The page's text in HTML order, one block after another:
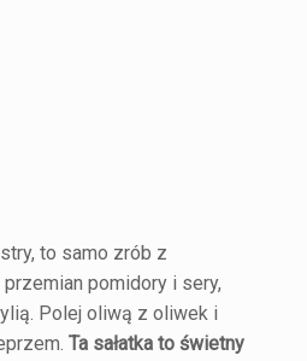
to samo zrób z
przemian pomidory i sery,
Polej oliwą z oliwek i
Ta sałatka to świetny